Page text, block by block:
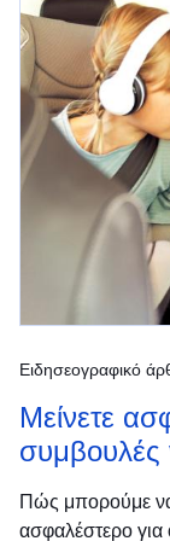
Ειδησεογραφικό
Μείνετε
συμβουλές
Πώς μπορούμε να
ασφαλέστερο για